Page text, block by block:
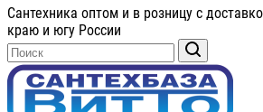
Сантехника оптом и в розницу с
краю и югу России